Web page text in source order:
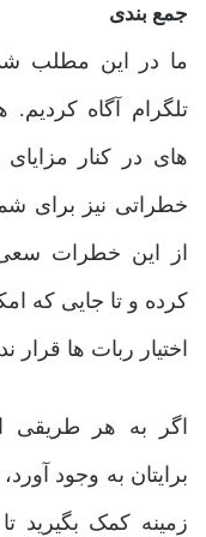
جمع بندی
ما در این مطلب
تلگرام آگاه
های در کنار
خطراتی نیز برای
از این خطرات سعی
کرده و تا جایی که
اختیار ربات ها قرار
اگر به هر طریقی
برایتان به وجود
زمینه کمک بگیرید